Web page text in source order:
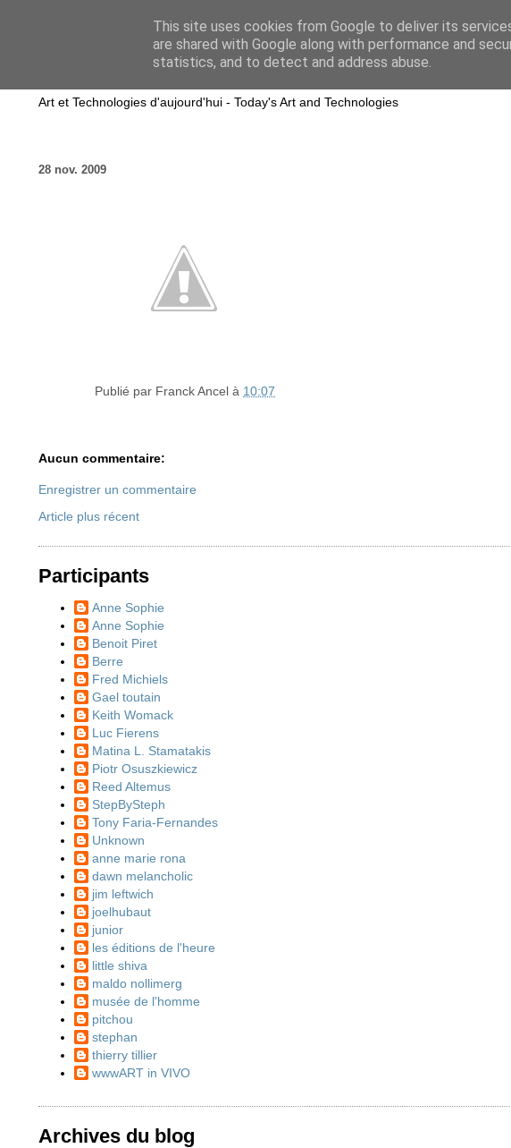
wwwART in VIVO
Art et Technologies d'aujourd'hui - Today's Art and Technologies
28 nov. 2009
Publié par Franck Ancel à 10:07
Aucun commentaire:
Enregistrer un commentaire
Article plus récent
Participants
Anne Sophie
Anne Sophie
Benoit Piret
Berre
Fred Michiels
Gael toutain
Keith Womack
Luc Fierens
Matina L. Stamatakis
Piotr Osuszkiewicz
Reed Altemus
StepBySteph
Tony Faria-Fernandes
Unknown
anne marie rona
dawn melancholic
jim leftwich
joelhubaut
junior
les éditions de l'heure
little shiva
maldo nollimerg
musée de l'homme
pitchou
stephan
thierry tillier
wwwART in VIVO
Archives du blog
This site uses cookies from Google to deliver its
are shared with Google along with performance and
statistics, and to detect and address abuse.